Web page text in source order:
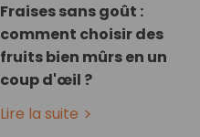
Fraises sans goût :
comment choisir des
fruits bien mûrs en un
coup d'œil ?
Lire la suite